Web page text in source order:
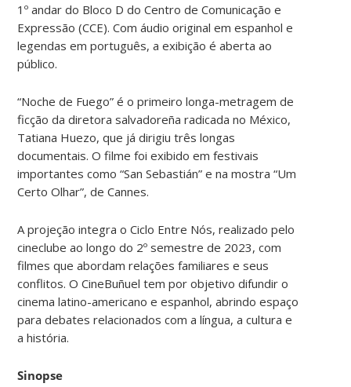
1º andar do Bloco D do Centro de Comunicação e
Expressão (CCE). Com áudio original em espanhol e
legendas em português, a exibição é aberta ao
público.
“Noche de Fuego” é o primeiro longa-metragem de
ficção da diretora salvadoreña radicada no México,
Tatiana Huezo, que já dirigiu três longas
documentais. O filme foi exibido em festivais
importantes como “San Sebastián” e na mostra “Um
Certo Olhar”, de Cannes.
A projeção integra o Ciclo Entre Nós, realizado pelo
cineclube ao longo do 2º semestre de 2023, com
filmes que abordam relações familiares e seus
conflitos. O CineBuñuel tem por objetivo difundir o
cinema latino-americano e espanhol, abrindo espaço
para debates relacionados com a língua, a cultura e
a história.
Sinopse